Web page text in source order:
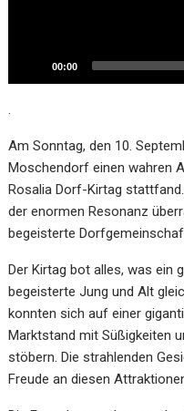
00:00
.
Am Sonntag, den 10.
Moschendorf einen wahren
Rosalia Dorf-Kirtag
der enormen Resonanz
begeisterte
Der Kirtag bot alles, was ein
begeisterte Jung und Alt
konnten sich auf einer
Marktstand mit Süßigkeiten
stöbern. Die strahlenden
Freude an diesen